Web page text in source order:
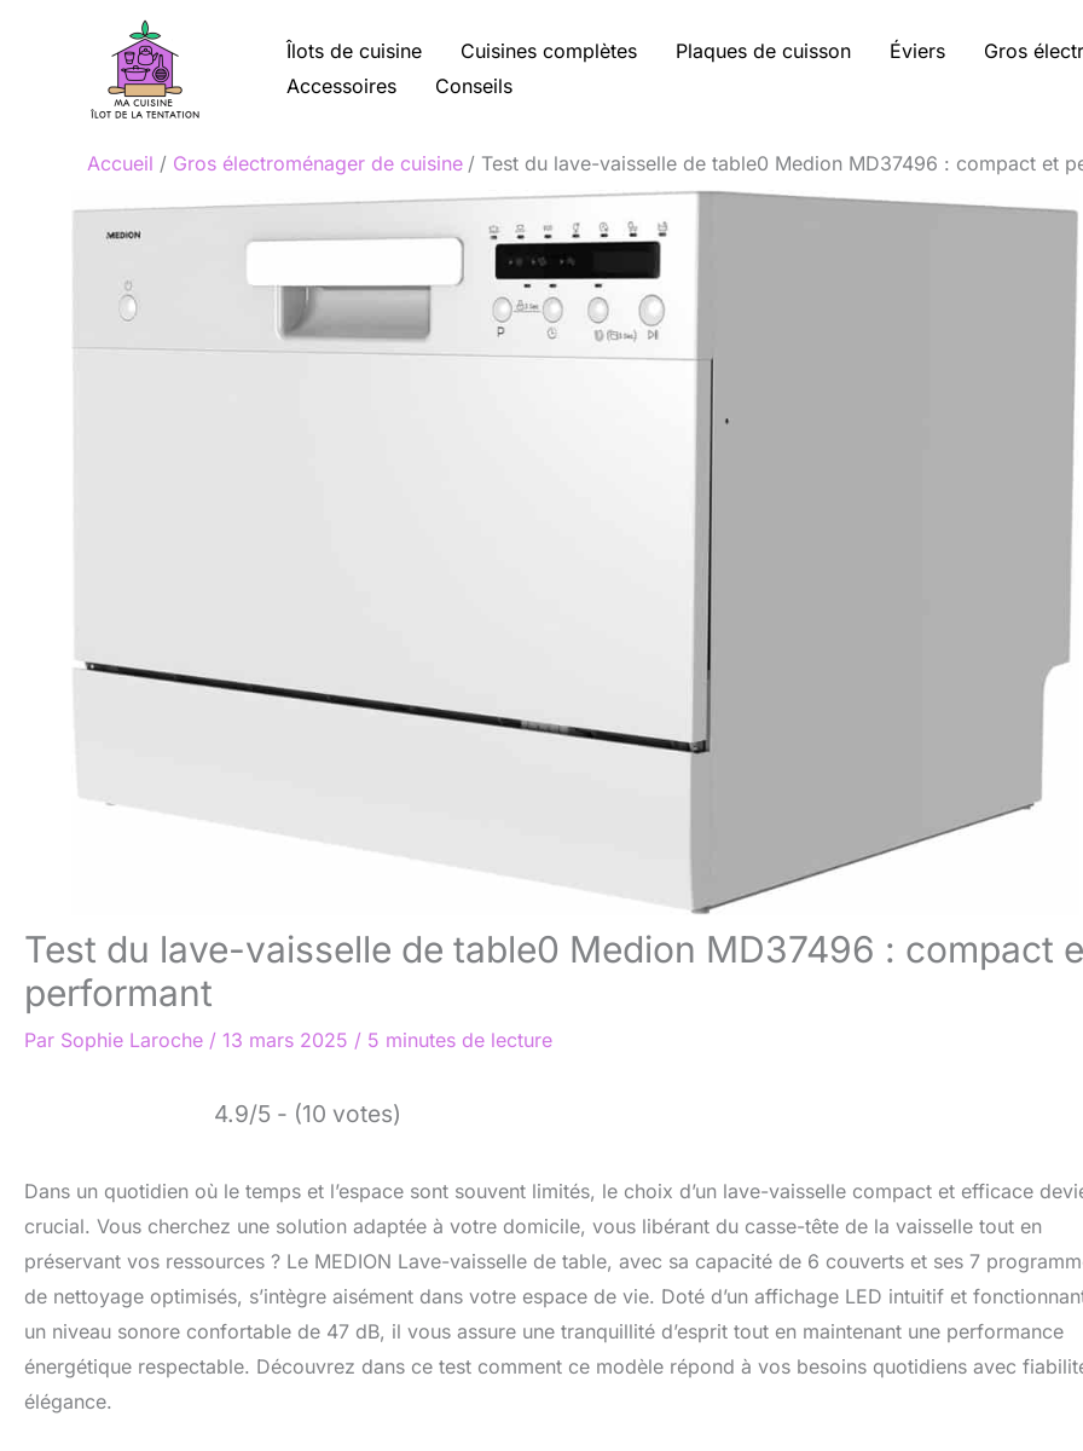
Îlots de cuisine Cuisines complètes Plaques de cuisson Éviers
Gros
Accessoires
Conseils
Accueil Gros électroménager de cuisine Test du lave-vaisselle de table0 Medion MD37496 : compact et
Test du lave-vaisselle de table0 Medion MD37496 : compact
performant
Par Sophie Laroche / 13 mars 2025 / 5 minutes de lecture
4.9/5 - (10 votes)
Dans un quotidien où le temps et l’espace sont souvent limités, le choix d’un lave-vaisselle compact et efficace
crucial. Vous cherchez une solution adaptée à votre domicile, vous libérant du casse-tête de la vaisselle tout en
préservant vos ressources ? Le MEDION Lave-vaisselle de table, avec sa capacité de 6 couverts et ses 7
de nettoyage optimisés, s’intègre aisément dans votre espace de vie. Doté d’un affichage LED intuitif et
un niveau sonore confortable de 47 dB, il vous assure une tranquillité d’esprit tout en maintenant une performance
énergétique respectable. Découvrez dans ce test comment ce modèle répond à vos besoins quotidiens avec
élégance.